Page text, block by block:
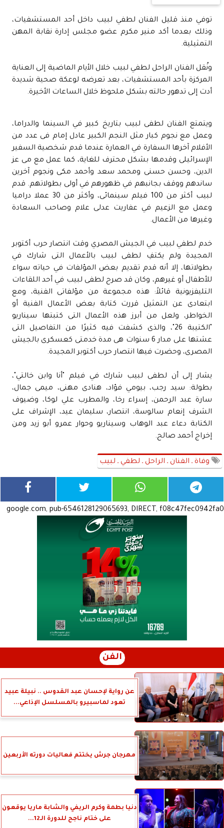
توفي منذ قليل الفنان لطفي لبيب داخل أحد المستشفيات،
وذلك بعدما أكد منير مكرم عضو مجلس إدارة نقابة المهن
التمثيلية.
ونُقل الفنان الراحل لطفي لبيب خلال الأيام الماضية إلى العناية
المركزة بأحد المستشفيات، بعد تعرضه لوعكة صحية شديدة
أدت إلى تدهور حالته بشكل ملحوظ خلال الساعات الأخيرة.
ويتمتع الفنان لطفى لبيب بتاريخ كبير في السينما والدراما،
وعمل مع نجوم كبار مثل النجم الكبير عادل إمام فى عدد من
الأفلام آخرها السفارة في العمارة عندما قدم شخصية السفير
الإسرائيلى وقدمها بشكل محترف للغاية، كما عمل مع مى عز
الدين، وحسن حسنى ومحمد سعد وأحمد مكى ونجوم آخرين
ساندهم ووقف بجانبهم في ظهورهم في أولى بطولاتهم. قدم
لبيب أكثر من 100 فيلم سينمائى، وأكثر من 30 عملا دراميا
وعمل مع الزعيم في عفاريت عدلى علام وصاحب السعادة
وغيرها من الأعمال.
خدم لطفي لبيب في الجيش المصري وقت انتصار حرب أكتوبر
المجيدة ولم يكتفِ لطفى لبيب بالأعمال التى شارك في
بطولاتها، إلا أنه قدم تقديم بعض المؤلفات في حياته سواء
للأطفال أو غيرهم، وكان قد صرح لطفى لبيب في أحد اللقاءات
التليفزيونية قائلاً: هذه مجموعة من مؤلفاتى الفنية، ومع
ابتعادى عن التمثيل قررت كتابة بعض الأعمال الفنية أو
الخواطر، ولعل من أبرز هذه الأعمال التى كتبتها سيناريو
"الكتيبة 26"، والذى كشفت فيه كثيرًا من التفاصيل التى
عشتها على مدار 6 سنوات هى مدة خدمتى كعسكرى بالجيش
المصرى، وحضرت فيها انتصار حرب أكتوبر المجيدة.
يشار إلى أن لطفى لبيب شارك في فيلم "أنا وابن خالتي"،
بطولة: سيد رجب، بيومي فؤاد، هنادى مهنى، ميمى جمال،
سارة عبد الرحمن، إسراء رخا، والمطرب علي لوكا، وضيوف
الشرف إنعام سالوسة، انتصار، سليمان عيد، الإشراف على
الكتابة دعاء عبد الوهاب وسيناريو وحوار عمرو أبو زيد ومن
إخراج أحمد صالح.
وفاة ـ الفنان ـ الراحل ـ لطفي ـ لبيب
google.com, pub-6546128129065693, DIRECT, f08c47fec0942fa0
الفن
عن رواية لإحسان عبد القدوس .. نبيلة عبيد
تعود لماسبيرو بالمسلسل الإذاعي...
مهرجان جرش يختتم فعاليات دورته الأربعين
دنيا بطمة وكرم الريفي والشابة ماريا يوقعون
على ختام ناجح للدورة الـ12...